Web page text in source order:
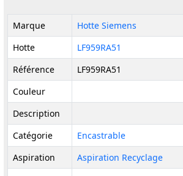
Marque
Hotte Siemens
Hotte
LF959RA51
Référence
LF959RA51
Couleur
Description
Catégorie
Encastrable
Aspiration
Aspiration Recyclage